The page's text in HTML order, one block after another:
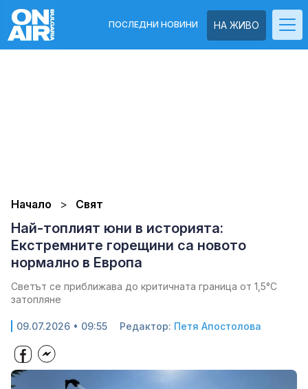
НА ЖИВО
ПОСЛЕДНИ НОВИНИ
Начало Свят
Най-топлият юни в историята:
Екстремните горещини са новото
нормално в Европа
Светът се приближава до критичната граница от 1,5°C
затопляне
09.07.2026 • 09:55 Редактор: Петя Апостолова